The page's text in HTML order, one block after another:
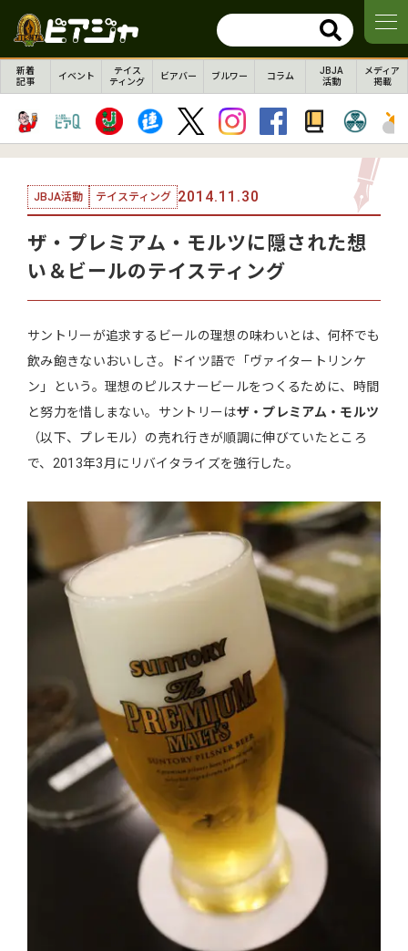
新着
記事
イベント
テイス
ティング
ビアバー ブルワー コラム
JBJA
活動
メディア
掲載
JBJA活動 テイスティング 2014.11.30
ザ・プレミアム・モルツに隠された想
い＆ビールのテイスティング
サントリーが追求するビールの理想の味わいとは、何杯でも
飲み飽きないおいしさ。ドイツ語で「ヴァイタートリンケ
ン」という。理想のピルスナービールをつくるために、時間
と努力を惜しまない。サントリーはザ・プレミアム・モルツ
（以下、プレモル）の売れ行きが順調に伸びていたところ
で、2013年3月にリバイタライズを強行した。